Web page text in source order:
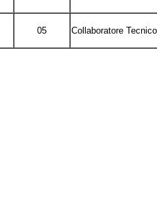
05 Collaboratore Tecnico